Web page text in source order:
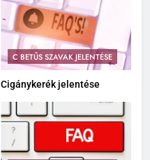
C BETŰS SZAVAK JELENTÉSE
Cigánykerék jelentése